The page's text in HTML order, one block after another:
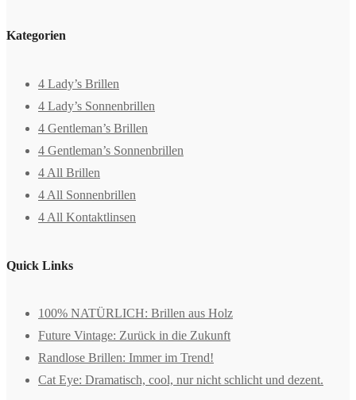
Kategorien
4 Lady’s Brillen
4 Lady’s Sonnenbrillen
4 Gentleman’s Brillen
4 Gentleman’s Sonnenbrillen
4 All Brillen
4 All Sonnenbrillen
4 All Kontaktlinsen
Quick Links
100% NATÜRLICH: Brillen aus Holz
Future Vintage: Zurück in die Zukunft
Randlose Brillen: Immer im Trend!
Cat Eye: Dramatisch, cool, nur nicht schlicht und dezent.